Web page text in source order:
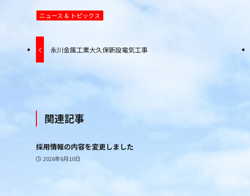
ニュース & トピックス
永川金属工業大久保新設電気工事
関連記事
採用情報の内容を変更しました
2026年6月10日